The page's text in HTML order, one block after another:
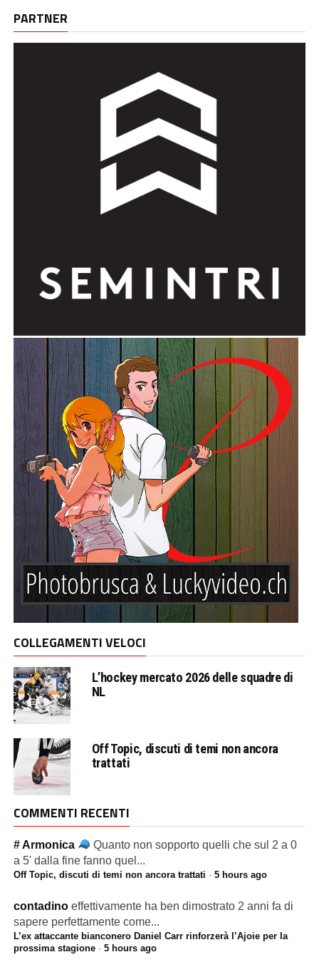
PARTNER
COLLEGAMENTI VELOCI
L’hockey mercato 2026 delle squadre di
NL
Off Topic, discuti di temi non ancora
trattati
COMMENTI RECENTI
# Armonica
Quanto non sopporto quelli che sul 2 a 0
a 5' dalla fine fanno quel...
Off Topic, discuti di temi non ancora trattati · 5 hours ago
contadino effettivamente ha ben dimostrato 2 anni fa di
sapere perfettamente come...
L’ex attaccante bianconero Daniel Carr rinforzerà l’Ajoie per la
prossima stagione· 5 hours ago